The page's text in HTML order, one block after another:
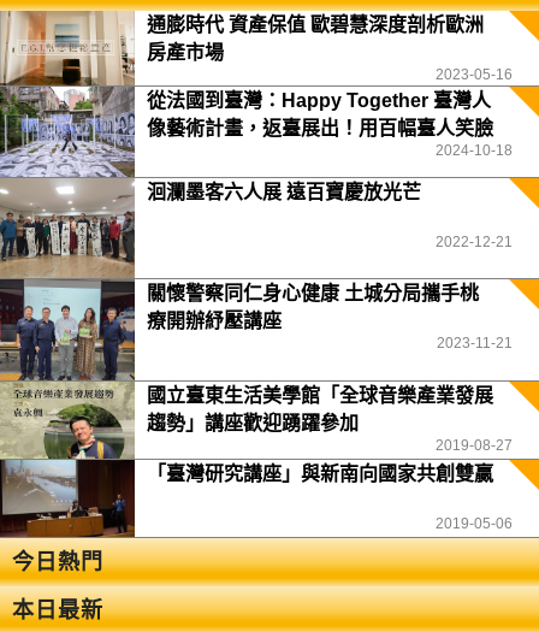
通膨時代 資產保值 歐碧慧深度剖析歐洲
房產市場
2023-05-16
從法國到臺灣：Happy Together 臺灣人
像藝術計畫，返臺展出！用百幅臺人笑臉
2024-10-18
洄瀾墨客六人展 遠百寶慶放光芒
2022-12-21
關懷警察同仁身心健康 土城分局攜手桃
療開辦紓壓講座
2023-11-21
國立臺東生活美學館「全球音樂產業發展
趨勢」講座歡迎踴躍參加
2019-08-27
「臺灣研究講座」與新南向國家共創雙贏
2019-05-06
今日熱門
本日最新